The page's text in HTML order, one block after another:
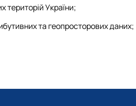
територій України;
та геопросторових даних;